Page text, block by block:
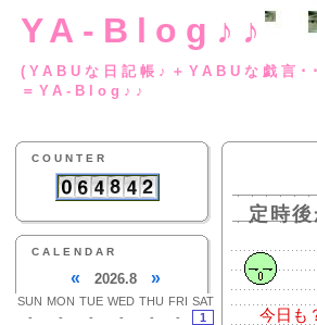
YA-Blog♪♪
(YABUな日記帳♪
＝YA-Blog♪♪
COUNTER
CALENDAR
« 2026.8 »
SUN MON TUE WED THU FRI SAT
-
- - - - -
1
定時
今日も